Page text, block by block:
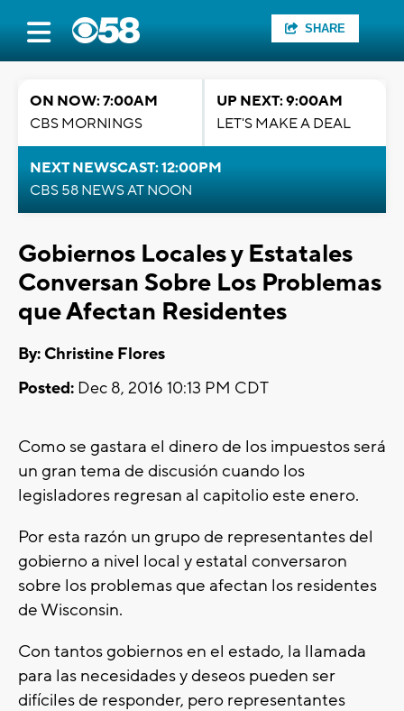
SHARE
ON NOW: 7:00AM
CBS MORNINGS
UP NEXT: 9:00AM
LET'S MAKE A DEAL
NEXT NEWSCAST: 12:00PM
CBS 58 NEWS AT NOON
Gobiernos Locales y Estatales
Conversan Sobre Los Problemas
que Afectan Residentes
By: Christine Flores
Posted: Dec 8, 2016 10:13 PM CDT
Como se gastara el dinero de los impuestos será
un gran tema de discusión cuando los
legisladores regresan al capitolio este enero.
Por esta razón un grupo de representantes del
gobierno a nivel local y estatal conversaron
sobre los problemas que afectan los residentes
de Wisconsin.
Con tantos gobiernos en el estado, la llamada
para las necesidades y deseos pueden ser
difíciles de responder, pero representantes